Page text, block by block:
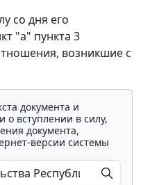
со дня его
"а" пункта 3
возникшие с
документа и
вступлении в силу,
документа,
версии системы